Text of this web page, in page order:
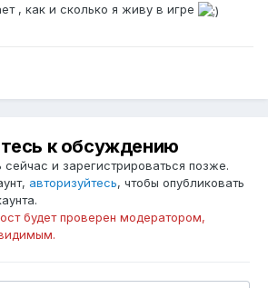
, как и сколько я живу в игре
к обсуждению
и зарегистрироваться позже.
авторизуйтесь, чтобы опубликовать
будет проверен модератором,